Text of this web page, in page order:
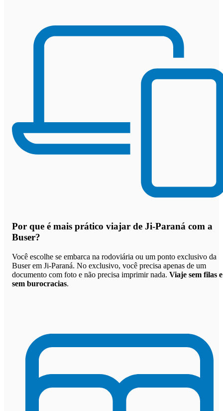
Por que é mais prático viajar de Ji-Paraná com a
Buser?
Você escolhe se embarca na rodoviária ou um ponto exclusivo da
Buser em Ji-Paraná. No exclusivo, você precisa apenas de um
documento com foto e não precisa imprimir nada. Viaje sem filas e
sem burocracias.